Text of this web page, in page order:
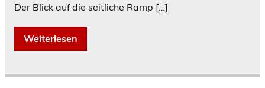
Der Blick auf die seitliche Ramp […]
Weiterlesen